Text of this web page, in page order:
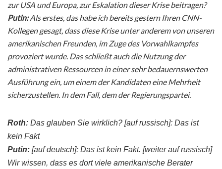
zur USA und Europa, zur Eskalation dieserKrisebeitragen?
Putin:Als erstes, das habe ich bereits gestern Ihren CNN-
Kollegen gesagt, dass diese Krise unter anderem von unseren
amerikanischen Freunden, im Zuge des Vorwahlkampfes
provoziert wurde. Das schließt auch die Nutzung der
administrativen Ressourcen in einer sehr bedauernswerten
Ausführung ein, um einem der Kandidaten eine Mehrheit
sicherzustellen. In dem Fall, dem derRegierungspartei.
Roth: Das glauben Sie wirklich? [auf russisch]: Das ist
kein Fakt
Putin: [auf deutsch]: Das ist kein Fakt. [weiter auf russisch]
Wir wissen, dass es dort viele amerikanische Berater